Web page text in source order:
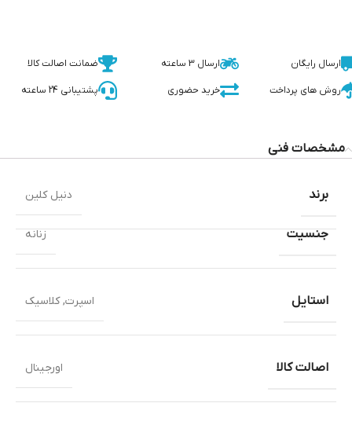
ارسال رایگان ارسال 3 ساعته ضمانت اصالت کالا
روش های پرداخت خرید حضوری پشتیبانی 24 ساعته
مشخصات فنی
جنسیت زنانه
استایل اسپرت,کلاسیک
اصالت کالا اورجینال
برند دنیل کلین